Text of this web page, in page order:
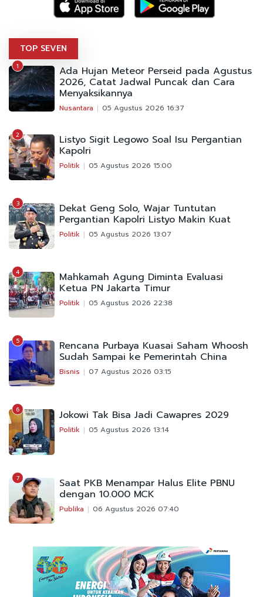
TOP SEVEN
1 Ada Hujan Meteor Perseid pada Agustus
2026, Catat Jadwal Puncak dan Cara
Menyaksikannya
Nusantara 05 Agustus 2026 16:37
2 Listyo Sigit Legowo Soal Isu Pergantian
Kapolri
Politik 05 Agustus 2026 15:00
3 Dekat Geng Solo, Wajar Tuntutan
Pergantian Kapolri Listyo Makin Kuat
Politik 05 Agustus 2026 13:07
4 Mahkamah Agung Diminta Evaluasi
Ketua PN Jakarta Timur
Politik 05 Agustus 2026 22:38
5 Rencana Purbaya Kuasai Saham Whoosh
Sudah Sampai ke Pemerintah China
Bisnis 07 Agustus 2026 03:15
6 Jokowi Tak Bisa Jadi Cawapres 2029
Politik 05 Agustus 2026 13:14
7 Saat PKB Menampar Halus Elite PBNU
dengan 10.000 MCK
Publika 06 Agustus 2026 07:40